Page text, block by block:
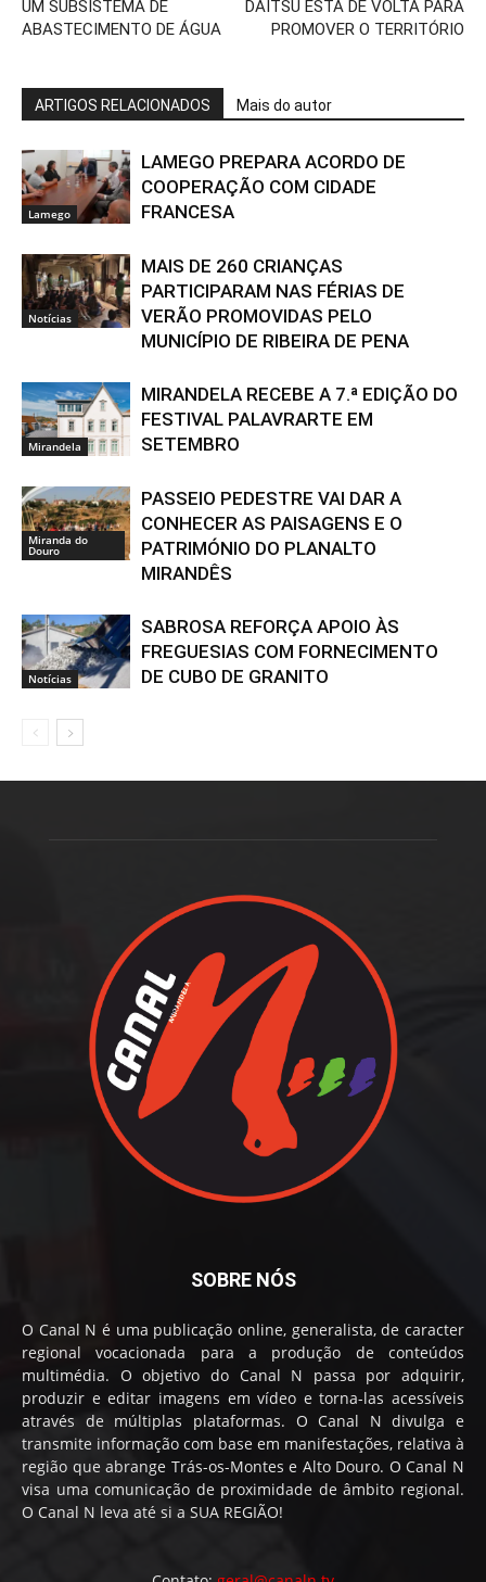
UM SUBSISTEMA DE
ABASTECIMENTO DE ÁGUA
DAITSU ESTÁ DE VOLTA PARA
PROMOVER O TERRITÓRIO
ARTIGOS RELACIONADOS Mais do autor
Lamego
LAMEGO PREPARA ACORDO DE
COOPERAÇÃO COM CIDADE
FRANCESA
Notícias
MAIS DE 260 CRIANÇAS
PARTICIPARAM NAS FÉRIAS DE
VERÃO PROMOVIDAS PELO
MUNICÍPIO DE RIBEIRA DE PENA
Mirandela
MIRANDELA RECEBE A 7.ª EDIÇÃO DO
FESTIVAL PALAVRARTE EM
SETEMBRO
Miranda do
Douro
PASSEIO PEDESTRE VAI DAR A
CONHECER AS PAISAGENS E O
PATRIMÓNIO DO PLANALTO
MIRANDÊS
Notícias
SABROSA REFORÇA APOIO ÀS
FREGUESIAS COM FORNECIMENTO
DE CUBO DE GRANITO
SOBRE NÓS
O Canal N é uma publicação online, generalista, de caracter
regional vocacionada para a produção de conteúdos
multimédia. O objetivo do Canal N passa por adquirir,
produzir e editar imagens em vídeo e torna-las acessíveis
através de múltiplas plataformas. O Canal N divulga e
transmite informação com base em manifestações, relativa à
região que abrange Trás-os-Montes e Alto Douro. O Canal N
visa uma comunicação de proximidade de âmbito regional.
O Canal N leva até si a SUA REGIÃO!